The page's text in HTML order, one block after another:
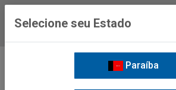
Selecione seu Estado
Paraíba